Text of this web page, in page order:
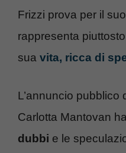
Frizzi prova per il
rappresenta
sua vita, ricca di
L’annuncio pubblico
Carlotta Mantovan
dubbi e le